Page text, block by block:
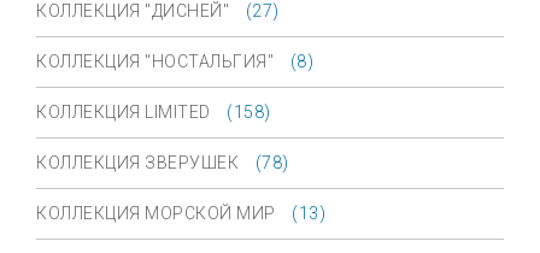
КОЛЛЕКЦИЯ "ДИСНЕЙ" (27)
КОЛЛЕКЦИЯ "НОСТАЛЬГИЯ" (8)
КОЛЛЕКЦИЯ LIMITED (158)
КОЛЛЕКЦИЯ ЗВЕРУШЕК (78)
КОЛЛЕКЦИЯ МОРСКОЙ МИР (13)